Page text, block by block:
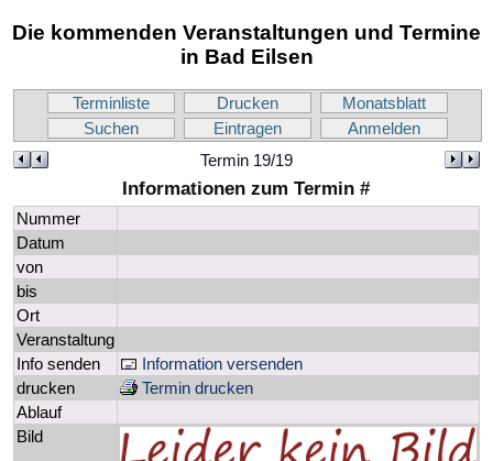
Die kommenden Veranstaltungen und Termine
in Bad Eilsen
Terminliste Drucken
Monatsblatt
Suchen
Eintragen
Anmelden
Termin 19/19
Informationen zum Termin #
Nummer
Datum
von
bis
Ort
Veranstaltung
Info senden
Information versenden
drucken
Termin drucken
Ablauf
Bild